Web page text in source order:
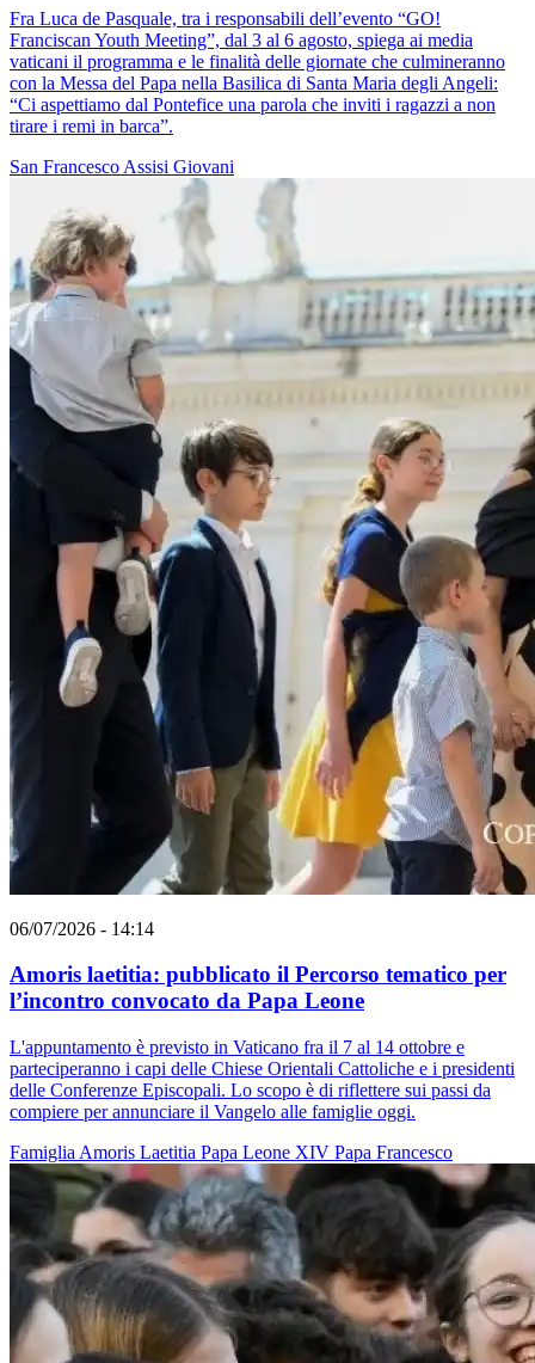
Fra Luca de Pasquale, tra i responsabili dell’evento “GO!
Franciscan Youth Meeting”, dal 3 al 6 agosto, spiega ai media
vaticani il programma e le finalità delle giornate che culmineranno
con la Messa del Papa nella Basilica di Santa Maria degli Angeli:
“Ci aspettiamo dal Pontefice una parola che inviti i ragazzi a non
tirare i remi in barca”.
San Francesco Assisi Giovani
06/07/2026 - 14:14
Amoris laetitia: pubblicato il Percorso tematico per
l’incontro convocato da Papa Leone
L'appuntamento è previsto in Vaticano fra il 7 al 14 ottobre e
parteciperanno i capi delle Chiese Orientali Cattoliche e i presidenti
delle Conferenze Episcopali. Lo scopo è di riflettere sui passi da
compiere per annunciare il Vangelo alle famiglie oggi.
Famiglia Amoris Laetitia Papa Leone XIV Papa Francesco